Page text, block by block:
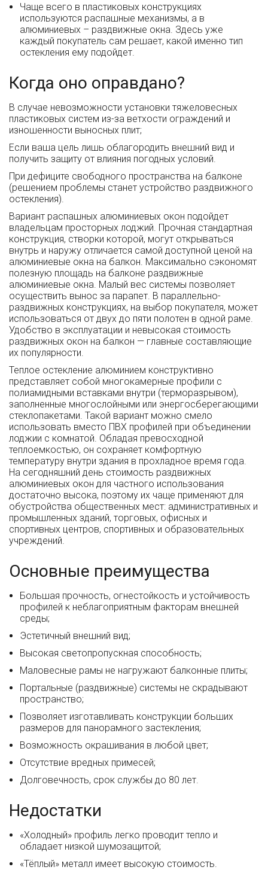
Чаще всего в пластиковых конструкциях
используются распашные механизмы, а в
алюминиевых – раздвижные окна. Здесь уже
каждый покупатель сам решает, какой именно тип
остекления ему подойдет.
Когда оно оправдано?
В случае невозможности установки тяжеловесных
пластиковых систем из-за ветхости ограждений и
изношенности выносных плит;
Если ваша цель лишь облагородить внешний вид и
получить защиту от влияния погодных условий.
При дефиците свободного пространства на балконе
(решением проблемы станет устройство раздвижного
остекления).
Вариант распашных алюминиевых окон подойдет
владельцам просторных лоджий. Прочная стандартная
конструкция, створки которой, могут открываться
внутрь и наружу отличается самой доступной ценой на
алюминиевые окна на балкон. Максимально сэкономят
полезную площадь на балконе раздвижные
алюминиевые окна. Малый вес системы позволяет
осуществить вынос за парапет. В параллельно-
раздвижных конструкциях, на выбор покупателя, может
использоваться от двух до пяти полотен в одной раме.
Удобство в эксплуатации и невысокая стоимость
раздвижных окон на балкон — главные составляющие
их популярности.
Теплое остекление алюминием конструктивно
представляет собой многокамерные профили с
полиамидными вставками внутри (терморазрывом),
заполненные многослойными или энергосберегающими
стеклопакетами. Такой вариант можно смело
использовать вместо ПВХ профилей при объединении
лоджии с комнатой. Обладая превосходной
теплоемкостью, он сохраняет комфортную
температуру внутри здания в прохладное время года.
На сегодняшний день стоимость раздвижных
алюминиевых окон для частного использования
достаточно высока, поэтому их чаще применяют для
обустройства общественных мест: административных и
промышленных зданий, торговых, офисных и
спортивных центров, спортивных и образовательных
учреждений.
Основные преимущества
Большая прочность, огнестойкость и устойчивость
профилей к неблагоприятным факторам внешней
среды;
Эстетичный внешний вид;
Высокая светопропускная способность;
Маловесные рамы не нагружают балконные плиты;
Портальные (раздвижные) системы не скрадывают
пространство;
Позволяет изготавливать конструкции больших
размеров для панорамного застекления;
Возможность окрашивания в любой цвет;
Отсутствие вредных примесей;
Долговечность, срок службы до 80 лет.
Недостатки
«Холодный» профиль легко проводит тепло и
обладает низкой шумозащитой;
«Тёплый» металл имеет высокую стоимость.